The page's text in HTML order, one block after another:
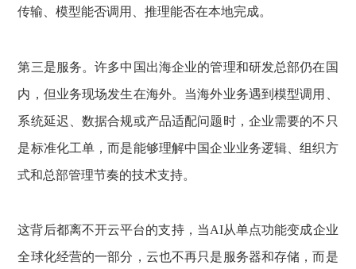
传输、模型能否调用、推理能否在本地完成。
第三是服务。许多中国出海企业的管理和研发总部仍在国
内，但业务现场发生在海外。当海外业务遇到模型调用、
系统延迟、数据合规或产品适配问题时，企业需要的不只
是标准化工单，而是能够理解中国企业业务逻辑、组织方
式和总部管理节奏的技术支持。
这背后都离不开云平台的支持，当AI从单点功能变成企业
全球化经营的一部分，云也不再只是服务器和存储，而是